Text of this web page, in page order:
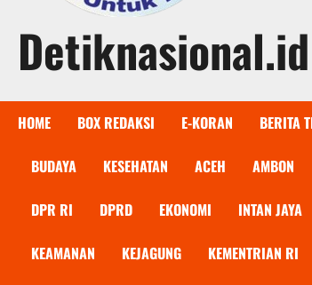
Detiknasional.id
HOME BOX REDAKSI E-KORAN BERITA
BUDAYA KESEHATAN ACEH AMBON
DPR RI DPRD EKONOMI INTAN JAYA
KEAMANAN KEJAGUNG KEMENTRIAN RI